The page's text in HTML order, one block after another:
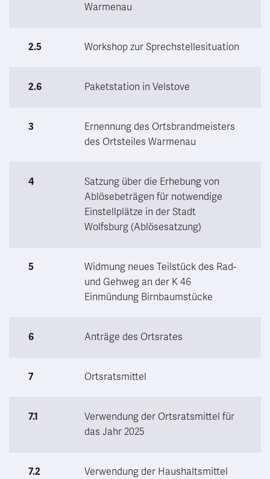
Warmenau
2.5 Workshop zur Sprechstellesituation
2.6 Paketstation in Velstove
3
Ernennung des Ortsbrandmeisters
des Ortsteiles Warmenau
4
Satzung über die Erhebung von
Ablösebeträgen für notwendige
Einstellplätze in der Stadt
Wolfsburg (Ablösesatzung)
5
Widmung neues Teilstück des Rad-
und Gehweg an der K 46
Einmündung Birnbaumstücke
6 Anträge des Ortsrates
7 Ortsratsmittel
7.1
Verwendung der Ortsratsmittel für
das Jahr 2025
7.2
Verwendung der Haushaltsmittel